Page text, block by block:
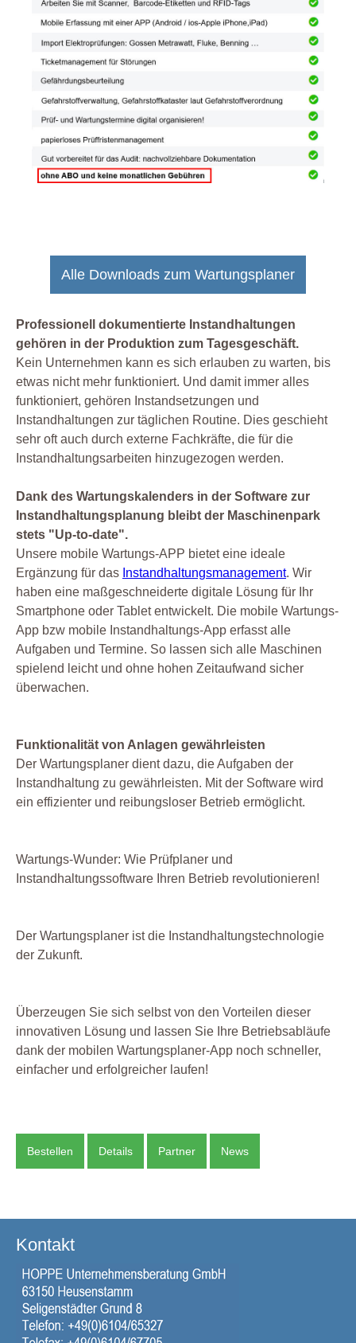
Alle Downloads zum Wartungsplaner
Professionell dokumentierte Instandhaltungen
gehören in der Produktion zum Tagesgeschäft.
Kein Unternehmen kann es sich erlauben zu warten, bis
etwas nicht mehr funktioniert. Und damit immer alles
funktioniert, gehören Instandsetzungen und
Instandhaltungen zur täglichen Routine. Dies geschieht
sehr oft auch durch externe Fachkräfte, die für die
Instandhaltungsarbeiten hinzugezogen werden.
Dank des Wartungskalenders in der Software zur
Instandhaltungsplanung bleibt der Maschinenpark
stets "Up-to-date".
Unsere mobile Wartungs-APP bietet eine ideale
Ergänzung für das Instandhaltungsmanagement. Wir
haben eine maßgeschneiderte digitale Lösung für Ihr
Smartphone oder Tablet entwickelt. Die mobile Wartungs-
App bzw mobile Instandhaltungs-App erfasst alle
Aufgaben und Termine. So lassen sich alle Maschinen
spielend leicht und ohne hohen Zeitaufwand sicher
überwachen.
Funktionalität von Anlagen gewährleisten
Der Wartungsplaner dient dazu, die Aufgaben der
Instandhaltung zu gewährleisten. Mit der Software wird
ein effizienter und reibungsloser Betrieb ermöglicht.
Wartungs-Wunder: Wie Prüfplaner und
Instandhaltungssoftware Ihren Betrieb revolutionieren!
Der Wartungsplaner ist die Instandhaltungstechnologie
der Zukunft.
Überzeugen Sie sich selbst von den Vorteilen dieser
innovativen Lösung und lassen Sie Ihre Betriebsabläufe
dank der mobilen Wartungsplaner-App noch schneller,
einfacher und erfolgreicher laufen!
Bestellen Details Partner News
Kontakt